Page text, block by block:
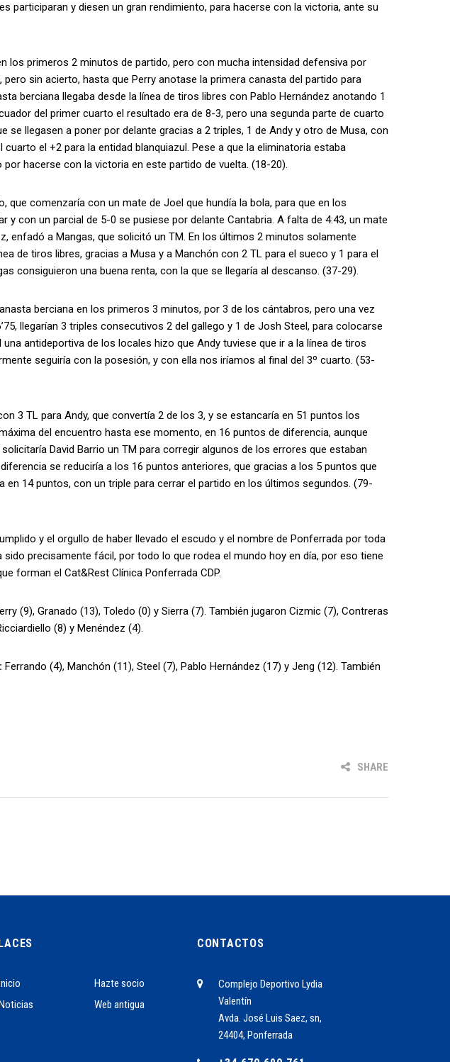
participaran y diesen un gran rendimiento, para hacerse con la victoria, ante su
los primeros 2 minutos de partido, pero con mucha intensidad defensiva por
sin acierto, hasta que Perry anotase la primera canasta del partido para
berciana llegaba desde la línea de tiros libres con Pablo Hernández anotando 1
del primer cuarto el resultado era de 8-3, pero una segunda parte de cuarto
se llegasen a poner por delante gracias a 2 triples, 1 de Andy y otro de Musa, con
el +2 para la entidad blanquiazul. Pese a que la eliminatoria estaba
hacerse con la victoria en este partido de vuelta. (18-20).
que comenzaría con un mate de Joel que hundía la bola, para que en los
con un parcial de 5-0 se pusiese por delante Cantabria. A falta de 4:43, un mate
enfadó a Mangas, que solicitó un TM. En los últimos 2 minutos solamente
de tiros libres, gracias a Musa y a Manchón con 2 TL para el sueco y 1 para el
consiguieron una buena renta, con la que se llegaría al descanso. (37-29).
berciana en los primeros 3 minutos, por 3 de los cántabros, pero una vez
llegarían 3 triples consecutivos 2 del gallego y 1 de Josh Steel, para colocarse
antideportiva de los locales hizo que Andy tuviese que ir a la línea de tiros
seguiría con la posesión, y con ella nos iríamos al final del 3º cuarto. (53-
3 TL para Andy, que convertía 2 de los 3, y se estancaría en 51 puntos los
del encuentro hasta ese momento, en 16 puntos de diferencia, aunque
David Barrio un TM para corregir algunos de los errores que estaban
se reduciría a los 16 puntos anteriores, que gracias a los 5 puntos que
14 puntos, con un triple para cerrar el partido en los últimos segundos. (79-
y el orgullo de haber llevado el escudo y el nombre de Ponferrada por toda
sido precisamente fácil, por todo lo que rodea el mundo hoy en día, por eso tiene
forman el Cat&Rest Clínica Ponferrada CDP.
(9), Granado (13), Toledo (0) y Sierra (7). También jugaron Cizmic (7), Contreras
(8) y Menéndez (4).
Ferrando (4), Manchón (11), Steel (7), Pablo Hernández (17) y Jeng (12). También
SHARE
Inicio
Hazte socio
Noticias
Web antigua
CONTACTOS
Complejo Deportivo Lydia
Valentín
Avda. José Luis Saez, sn,
24404, Ponferrada